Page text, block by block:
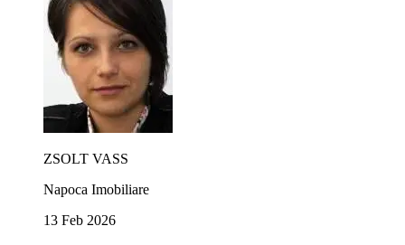
ZSOLT VASS
Napoca Imobiliare
13 Feb 2026